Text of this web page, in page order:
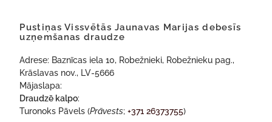
Pustiņas Vissvētās Jaunavas Marijas debesīs
uzņemšanas draudze
Adrese: Baznīcas iela 10, Robežnieki, Robežnieku pag.,
Krāslavas nov., LV-5666
Mājaslapa:
Draudzē kalpo:
Turonoks Pāvels (Prāvests;+371 26373755)